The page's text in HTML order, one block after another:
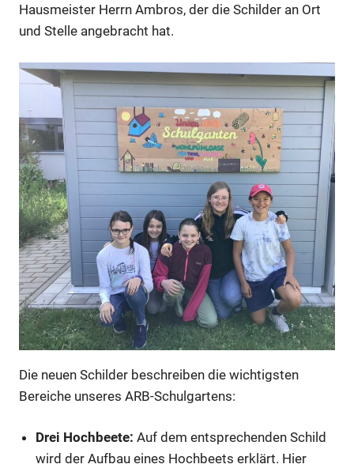
Hausmeister Herrn Ambros, der die Schilder an Ort
und Stelle angebracht hat.
Die neuen Schilder beschreiben die wichtigsten
Bereiche unseres ARB-Schulgartens:
Drei Hochbeete: Auf dem entsprechenden Schild
wird der Aufbau eines Hochbeets erklärt. Hier